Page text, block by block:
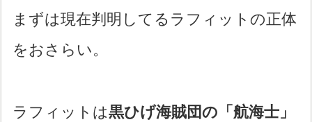
まずは現在判明してるラフィットの正体
をおさらい。
ラフィットは黒ひげ海賊団の「航海士」